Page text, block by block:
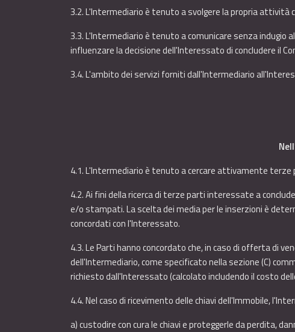
3.2. L'Intermediario è tenuto a svolgere la propria attività
3.3. L'Intermediario è tenuto a comunicare senza
influenzare la decisione dell'Interessato di concludere il
3.4. L'ambito dei servizi forniti dall'Intermediario
4.1. L'Intermediario è tenuto a cercare attivamente
4.2. Ai fini della ricerca di terze parti interessate a
e/o stampati. La scelta dei media per le inserzioni è
concordati con l'Interessato.
4.3. Le Parti hanno concordato che, in caso di offerta di
dell'Intermediario, come specificato nella sezione (C)
richiesto dall'Interessato (calcolato includendo il costo
4.4. Nel caso di ricevimento delle chiavi dell'Immobile,
a) custodire con cura le chiavi e proteggerle da perdita,